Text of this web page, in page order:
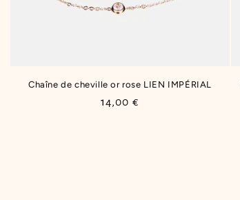
Chaîne de cheville or rose LIEN IMPÉRIAL
Prix
14,00 €